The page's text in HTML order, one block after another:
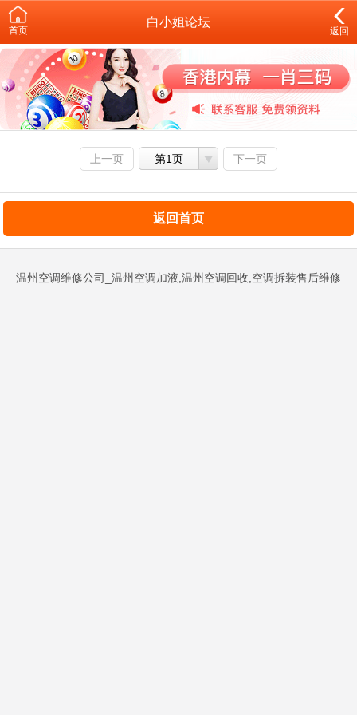
首页
白小姐论坛
返回
上一页 第1页 下一页
返回首页
温州空调维修公司_温州空调加液,温州空调回收,空调拆装售后维修